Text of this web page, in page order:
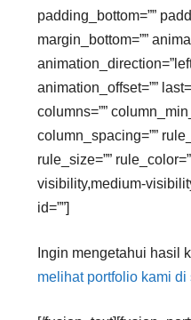
padding_bottom=””
margin_bottom=””
animation_offset=””
columns=””
column_spacing=””
rule_size=””
visibility,medium-
id=””]
Ingin mengetahui hasil
melihat portfolio kami di